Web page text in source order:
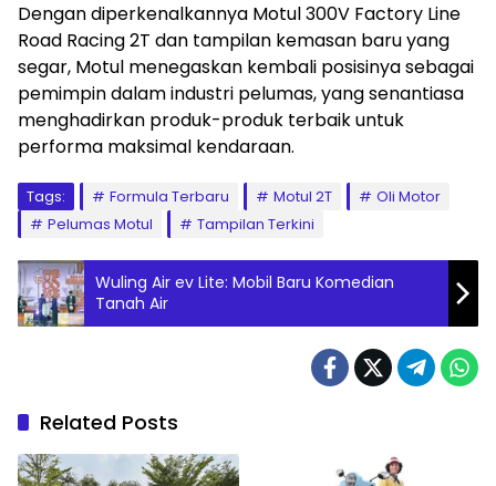
Dengan diperkenalkannya Motul 300V Factory Line
Road Racing 2T dan tampilan kemasan baru yang
segar, Motul menegaskan kembali posisinya sebagai
pemimpin dalam industri pelumas, yang senantiasa
menghadirkan produk-produk terbaik untuk
performa maksimal kendaraan.
Tags: Formula Terbaru Motul 2T
Oli Motor
Pelumas Motul
Tampilan Terkini
Wuling Air ev Lite: Mobil Baru Komedian
Tanah Air
Related Posts